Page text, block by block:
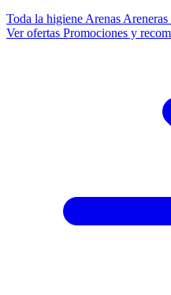
Toda la higiene Arenas Areneras
Ver ofertas Promociones y